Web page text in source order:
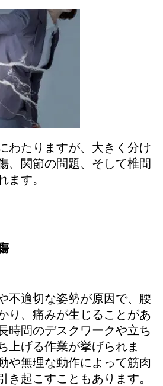
わたりますが、大きく分け
、関節の問題、そして椎間
ます。
不適切な姿勢が原因で、腰
り、痛みが生じることがあ
時間のデスクワークや立ち
上げる作業が挙げられま
や無理な動作によって筋肉
き起こすこともあります。